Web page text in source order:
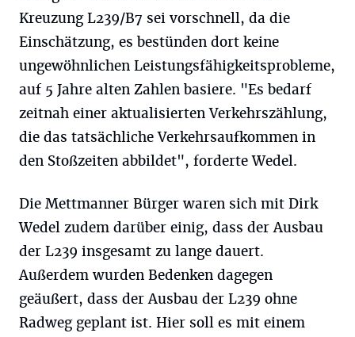
Kreuzung L239/B7 sei vorschnell, da die
Einschätzung, es bestünden dort keine
ungewöhnlichen Leistungsfähigkeitsprobleme,
auf 5 Jahre alten Zahlen basiere. "Es bedarf
zeitnah einer aktualisierten Verkehrszählung,
die das tatsächliche Verkehrsaufkommen in
den Stoßzeiten abbildet", forderte Wedel.
Die Mettmanner Bürger waren sich mit Dirk
Wedel zudem darüber einig, dass der Ausbau
der L239 insgesamt zu lange dauert.
Außerdem wurden Bedenken dagegen
geäußert, dass der Ausbau der L239 ohne
Radweg geplant ist. Hier soll es mit einem